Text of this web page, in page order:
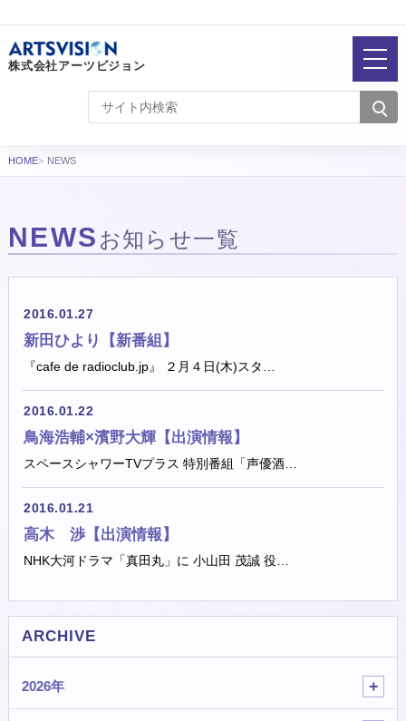
株式会社アーツビジョン
HOME NEWS
NEWS お知らせ一覧
2016.01.27
新田ひより【新番組】
『cafe de radioclub.jp』 ２月４日(木)スタ…
2016.01.22
鳥海浩輔×濱野大輝【出演情報】
スペースシャワーTVプラス 特別番組「声優酒…
2016.01.21
高木 渉【出演情報】
NHK大河ドラマ「真田丸」に 小山田 茂誠 役…
ARCHIVE
2026年